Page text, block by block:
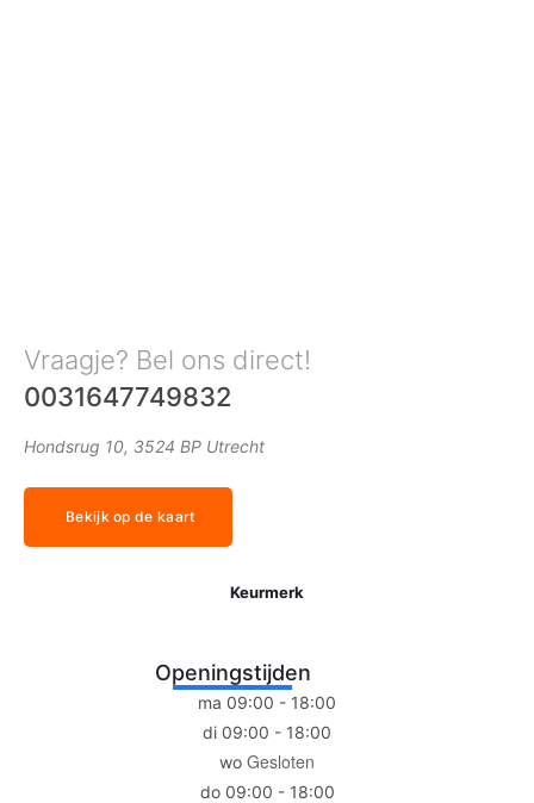
Vraagje? Bel ons direct!
0031647749832
Hondsrug 10, 3524 BP Utrecht
Bekijk op de kaart
Keurmerk
Openingstijden
ma 09:00 - 18:00
di 09:00 - 18:00
wo Gesloten
do 09:00 - 18:00